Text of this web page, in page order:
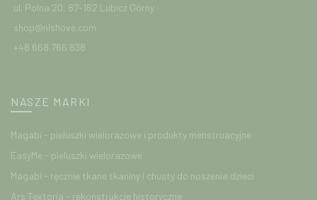
ul. Polna 20, 87-162 Lubicz Górny
shop@nishove.com
+48 668 766 838
NASZE MARKI
Magabi - pieluszki wielorazowe i produkty menstruacyjne
EasyMe - pieluszki wielorazowe
Magabi - ręcznie tkane tkaniny i chusty do noszenia dzieci
Ars Textoria - rekonstrukcje historyczne